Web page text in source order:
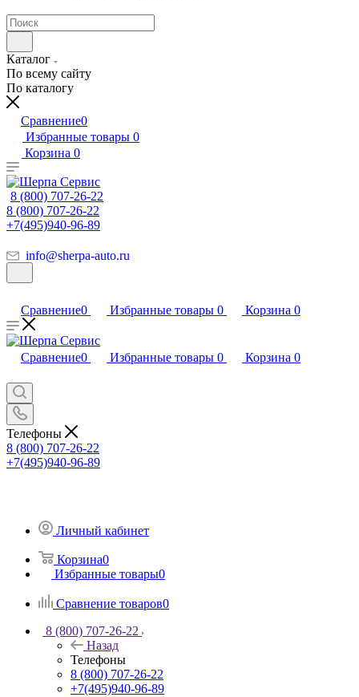
Каталог
По всему сайту
По каталогу
Сравнение0
Избранные товары 0
Корзина 0
8 (800) 707-26-22
8 (800) 707-26-22
+7(495)940-96-89
info@sherpa-auto.ru
Сравнение0 Избранные товары 0 Корзина 0
Сравнение0 Избранные товары 0 Корзина 0
Телефоны
8 (800) 707-26-22
+7(495)940-96-89
Личный кабинет
Корзина0
Избранные товары0
Сравнение товаров0
8 (800) 707-26-22
Назад
Телефоны
8 (800) 707-26-22
+7(495)940-96-89